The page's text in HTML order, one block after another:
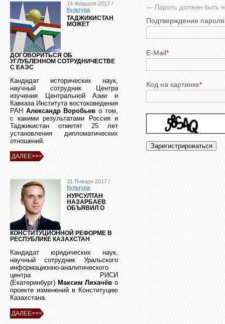
14 Февраля 2017 /
Культура
ТАДЖИКИСТАН
МОЖЕТ
ДОГОВОРИТЬСЯ ОБ
УГЛУБЛЕННОМ СОТРУДНИЧЕСТВЕ
С ЕАЭС
Кандидат исторических наук,
научный сотрудник Центра
изучения Центральной Азии и
Кавказа Института востоковедения
РАН Александр Воробьев о том,
с какими результатами Россия и
Таджикистан отметят 25 лет
установления дипломатических
отношений.
ДАЛЕЕ>>>
31 Января 2017 /
Культура
НУРСУЛТАН
НАЗАРБАЕВ
ОБЪЯВИЛ О
КОНСТИТУЦИОННОЙ РЕФОРМЕ В
РЕСПУБЛИКЕ КАЗАХСТАН
Кандидат юридических наук,
научный сотрудник Уральского
информационно-аналитического
центра РИСИ
(Екатеринбург) Максим Лихачёв о
проекте изменений в Конституцию
Казахстана.
ДАЛЕЕ>>>
— Пароль должен быть
Подтверждение пароля
E-Mail*
Код на картинке*